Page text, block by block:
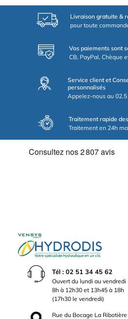
Livraison gratuite &
pour toute
Vos paiements sont
CB, PayPal, Chèque
Service client et
personnalisés
Appelez-nous au
Traitement rapide
Traitement en 24h
Tél : 02 51 34 45 62
Ouvert du lundi au vendredi
8h à 12h30 et 13h45 à 18h
(17h30 le vendredi)
Rue du Bocage La Ribotière